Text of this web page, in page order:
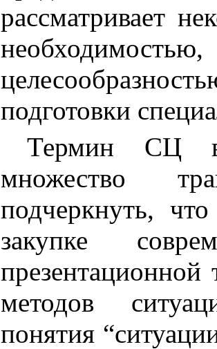
рассматривает
подготовки
Термин СЦ в
множество
подчеркнуть,
закупке
методов
понятия